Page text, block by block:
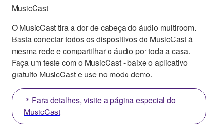
MusicCast
O MusicCast tira a dor de cabeça do áudio multiroom.
Basta conectar todos os dispositivos do MusicCast à
mesma rede e compartilhar o áudio por toda a casa.
Faça um teste com o MusicCast - baixe o aplicativo
gratuito MusicCast e use no modo demo.
＊Para detalhes, visite a página especial do
MusicCast